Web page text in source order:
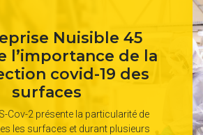
Nuisible 45
l’importance de la
covid-19 des
surfaces
Cov-2 présente la particularité de
les surfaces et durant plusieurs